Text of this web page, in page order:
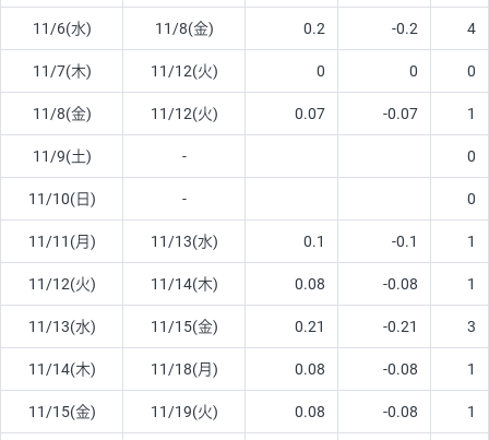
11/6(水) 11/8(金) 0.2 -0.2 4
11/7(木) 11/12(火) 0 0 0
11/8(金) 11/12(火) 0.07 -0.07 1
11/9(土) - 0
11/10(日) - 0
11/11(月) 11/13(水) 0.1 -0.1 1
11/12(火) 11/14(木) 0.08 -0.08 1
11/13(水) 11/15(金) 0.21 -0.21 3
11/14(木) 11/18(月) 0.08 -0.08 1
11/15(金) 11/19(火) 0.08 -0.08 1